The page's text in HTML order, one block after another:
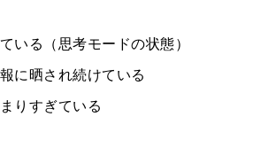
いる（思考モードの状態）
に晒され続けている
りすぎている